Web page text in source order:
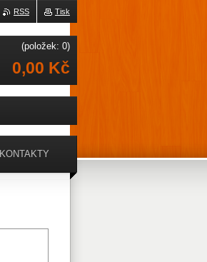
KONTAKTY
Tisk
RSS
(položek: 0)
0,00 Kč